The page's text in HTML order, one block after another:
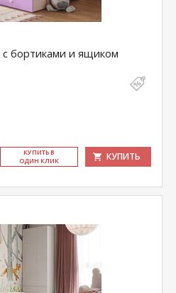
с бортиками и ящиком
КУ­ПИТЬ В
ОДИН КЛИК
КУПИТЬ